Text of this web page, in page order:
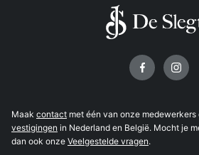
Maak contact met één van onze
vestigingen in Nederland en België. Mocht je
dan ook onze Veelgestelde vragen.